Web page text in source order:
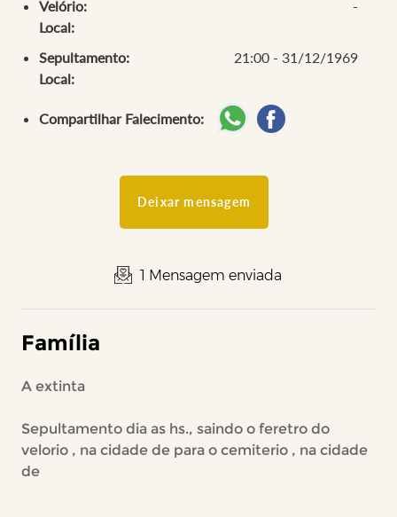
Velório:
-
Local:
Sepultamento:
21:00 - 31/12/1969
Local:
Compartilhar Falecimento:
Deixar mensagem
1 Mensagem enviada
Família
A extinta
Sepultamento dia as hs., saindo o feretro do
velorio , na cidade de para o cemiterio , na cidade
de